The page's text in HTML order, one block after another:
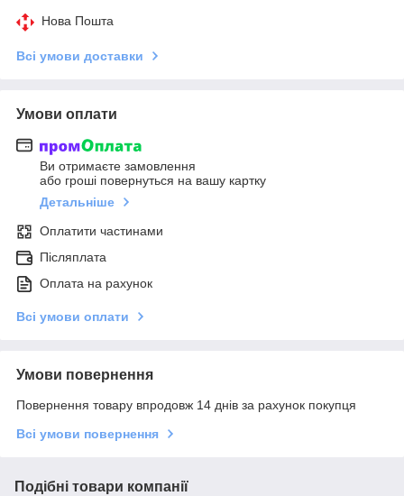
Нова Пошта
Всі умови доставки
Умови оплати
Ви отримаєте замовлення
або гроші повернуться на вашу картку
Детальніше
Оплатити частинами
Післяплата
Оплата на рахунок
Всі умови оплати
Умови повернення
Повернення товару впродовж 14 днів за рахунок покупця
Всі умови повернення
Подібні товари компанії